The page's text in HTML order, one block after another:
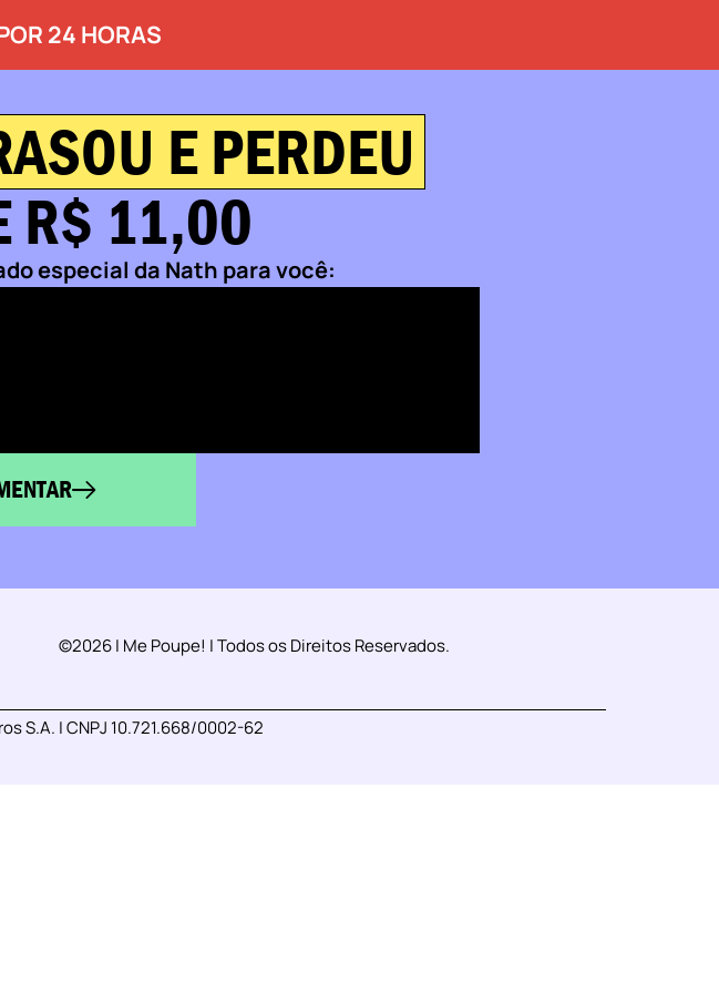
24 HORAS
E PERDEU
R$ 11,00
especial da Nath para você:
©2026 | Me Poupe! | Todos os Direitos Reservados.
S.A. | CNPJ 10.721.668/0002-62